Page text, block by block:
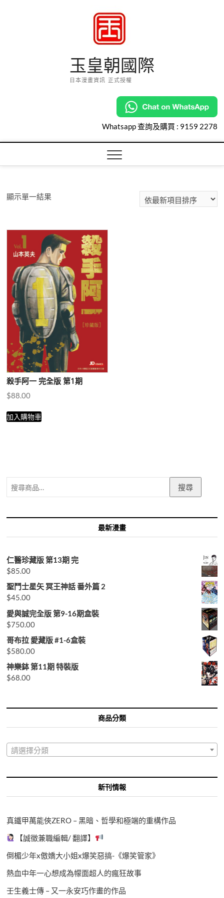
玉皇朝國際
日本漫畫資訊 正式授權
Whatsapp 查詢及購買 : 9159 2278
顯示單一結果
殺手阿一 完全版 第1期
$88.00
加入購物車
鍵
搜尋
最新漫畫
仁醫珍藏版 第13期 完
$85.00
聖鬥士星矢 冥王神話 番外篇 2
$45.00
愛與誠完全版 第9-16期盒裝
$750.00
哥布拉 愛藏版 #1-6盒裝
$580.00
神樂鉢 第11期 特裝版
$68.00
商品分類
請選擇分類
新刊情報
真鐵甲萬能俠ZERO – 黑暗、哲學和極端的重構作品
【誠徵兼職編輯/ 翻譯】
倒楣少年x傲嬌大小姐x爆笑惡搞-《爆笑管家》
熱血中年一心想成為幪面超人的瘋狂故事
壬生義士傳 – 又一永安巧作畫的作品